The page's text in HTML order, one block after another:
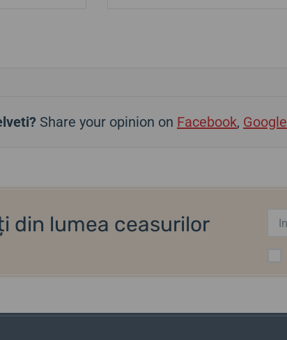
Share your opinion on Facebook, Google
din lumea ceasurilor